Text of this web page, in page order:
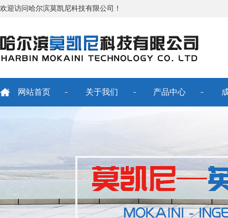
欢迎访问哈尔滨莫凯尼科技有限公司！
网站首页 关于我们 产品中心